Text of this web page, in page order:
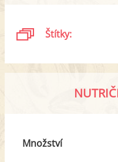
Štítky:
Množství